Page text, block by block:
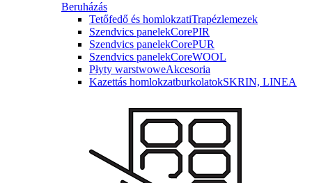
Beruházás
Tetőfedő és homlokzatiTrapézlemezek
Szendvics panelekCorePIR
Szendvics panelekCorePUR
Szendvics panelekCoreWOOL
Płyty warstwoweAkcesoria
Kazettás homlokzatburkolatokSKRIN, LINEA